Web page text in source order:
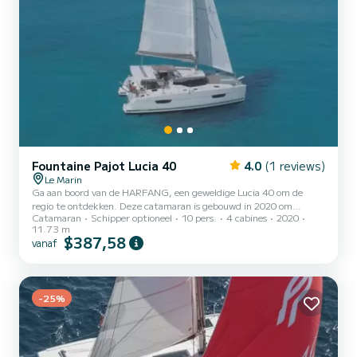
Fountaine Pajot Lucia 40 4.0 (1 reviews)
Le Marin
Ga aan boord van de HARFANG, een geweldige Lucia 40 om de
regio te ontdekken. Deze catamaran is gebouwd in 2020 om
volledig comfort en prestaties op zee te garanderen. De boot heeft
4 hutten met totaal comfort en een capaciteit van 10 passagiers.
Met een totale lengte van 12 meter en 60 pk, zal het uw beste
douche Deze boot is uitgerust met een volledig gelat gro...
Catamaran Schipper optioneel 10 pers. 4 cabines
2020
11.73 m
vanaf $387,58
-25%